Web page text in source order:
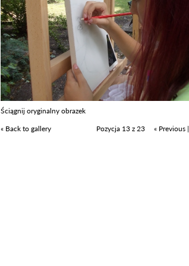
Ściągnij oryginalny obrazek
« Back to gallery
Pozycja 13 z 23 « Previous |